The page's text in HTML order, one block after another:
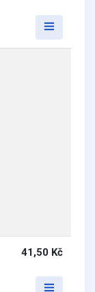
41,50 Kč